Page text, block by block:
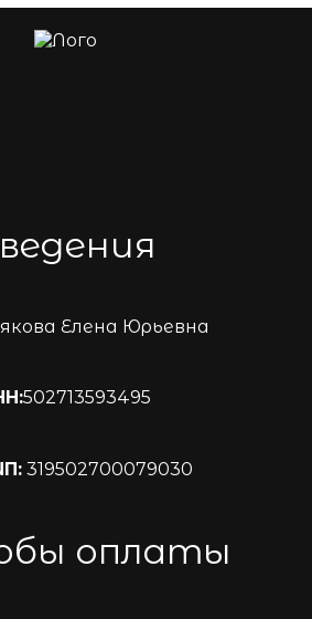
Елена Юрьевна
502713593495
319502700079030
оплаты